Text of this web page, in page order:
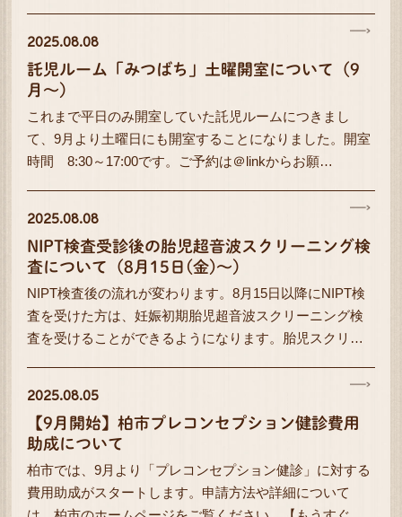
2025.08.08
託児ルーム「みつばち」土曜開室について（9
月～）
これまで平日のみ開室していた託児ルームにつきまし
て、9月より土曜日にも開室することになりました。開室
時間 8:30～17:00です。ご予約は＠linkからお願…
2025.08.08
NIPT検査受診後の胎児超音波スクリーニング検
査について（8月15日(金)～）
NIPT検査後の流れが変わります。8月15日以降にNIPT検
査を受けた方は、妊娠初期胎児超音波スクリーニング検
査を受けることができるようになります。胎児スクリ…
2025.08.05
【9月開始】柏市プレコンセプション健診費用
助成について
柏市では、9月より「プレコンセプション健診」に対する
費用助成がスタートします。申請方法や詳細について